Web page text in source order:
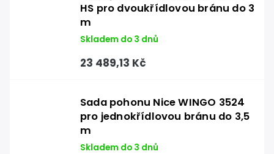
HS pro dvoukřídlovou bránu do 3
m
Skladem do 3 dnů
23 489,13 Kč
Sada pohonu Nice WINGO 3524
pro jednokřídlovou bránu do 3,5
m
Skladem do 3 dnů